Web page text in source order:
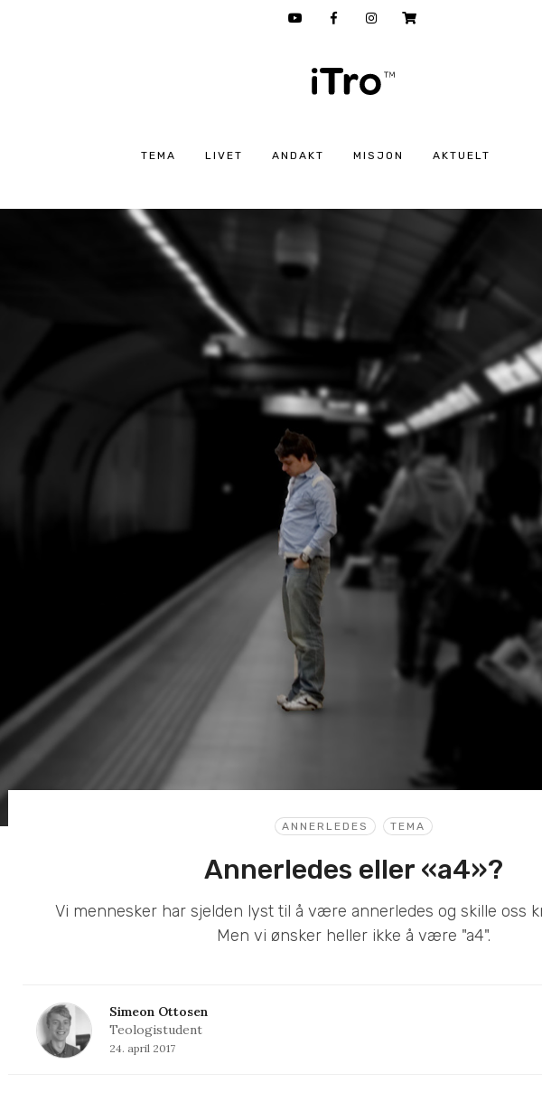
TEMA LIVET ANDAKT MISJON AKTUELT
ANNERLEDES TEMA
Annerledes eller «a4»?
Vi mennesker har sjelden lyst til å være annerledes og skille oss
Men vi ønsker heller ikke å være "a4".
Simeon Ottosen
Teologistudent
24. april 2017